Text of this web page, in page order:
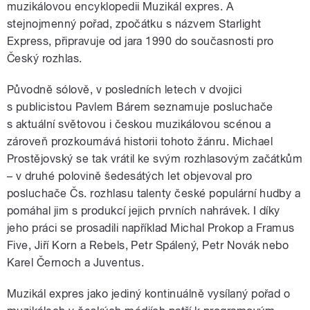
muzikálovou encyklopedii Muzikál expres. A
stejnojmenný pořad, zpočátku s názvem Starlight
Express, připravuje od jara 1990 do současnosti pro
Český rozhlas.
Původně sólově, v posledních letech v dvojici
s publicistou Pavlem Bárem seznamuje posluchače
s aktuální světovou i českou muzikálovou scénou a
zároveň prozkoumává historii tohoto žánru. Michael
Prostějovský se tak vrátil ke svým rozhlasovým začátkům
– v druhé polovině šedesátých let objevoval pro
posluchače Čs. rozhlasu talenty české populární hudby a
pomáhal jim s produkcí jejich prvních nahrávek. I díky
jeho práci se prosadili například Michal Prokop a Framus
Five, Jiří Korn a Rebels, Petr Spálený, Petr Novák nebo
Karel Černoch a Juventus.
Muzikál expres jako jediný kontinuálně vysílaný pořad o